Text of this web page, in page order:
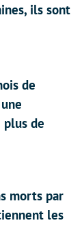
ils sont
de
plus de
morts par
les